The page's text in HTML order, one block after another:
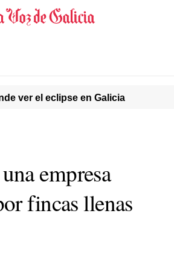
ver el eclipse en Galicia
empresa
fincas llenas